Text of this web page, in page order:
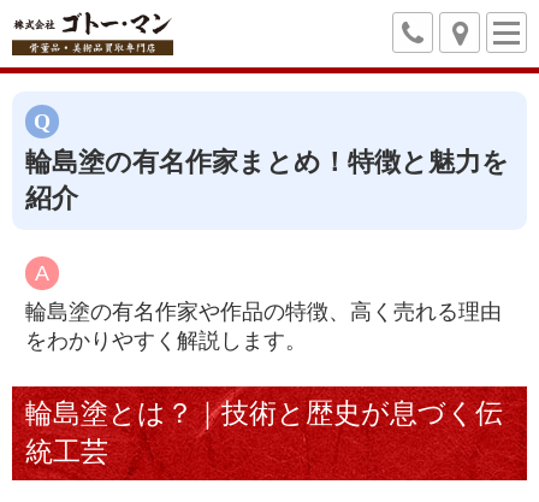
輪島塗の有名作家まとめ！特徴と魅力を
紹介
輪島塗の有名作家や作品の特徴、高く売れる理由
をわかりやすく解説します。
輪島塗とは？｜技術と歴史が息づく伝
統工芸